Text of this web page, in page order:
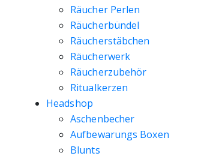
Räucher Perlen
Räucherbündel
Räucherstäbchen
Räucherwerk
Räucherzubehör
Ritualkerzen
Headshop
Aschenbecher
Aufbewarungs Boxen
Blunts